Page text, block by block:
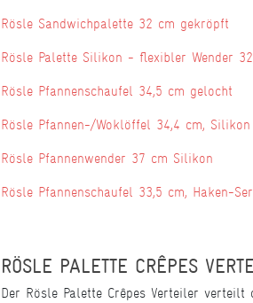
Rösle Sandwichpalette 32 cm gekröpft
Rösle Palette Silikon - flexibler Wender
Rösle Pfannenschaufel 34,5 cm gelocht
Rösle Pfannen-/Woklöffel 34,4 cm, Silikon
Rösle Pfannenwender 37 cm Silikon
Rösle Pfannenschaufel 33,5 cm, Haken-
RÖSLE PALETTE CRÊPES
Der Rösle Palette Crêpes Verteiler verteilt